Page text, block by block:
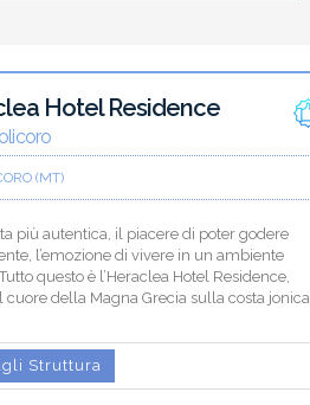
Hotel Residence
(MT)
più autentica, il piacere di poter godere
l’emozione di vivere in un ambiente
questo è l’Heraclea Hotel Residence,
della Magna Grecia sulla costa jonica
Struttura